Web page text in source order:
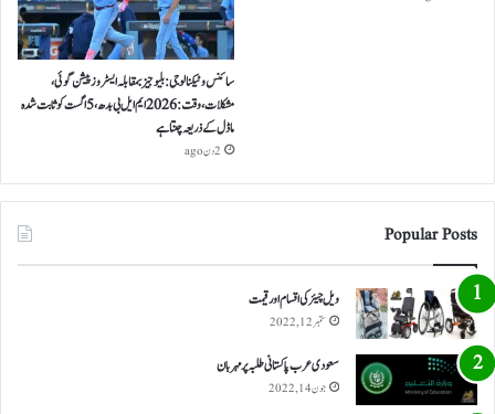
سائنس و ٹیکنالوجی: بلیو جیز بمقابلہ ایسٹروز پیشن گوئی،
مشکلات، وقت: 2026 ایم ایل بی بدھ، 5 اگست کو ثابت شدہ
ماڈل کے ذریعہ چنتا ہے
2 دن ago
Popular Posts
ویل چیئر کی اقسام اور قیمت
ستمبر 12, 2022
سعودی عرب پاکستانی طلبہ پر مہربان
جون 14, 2022